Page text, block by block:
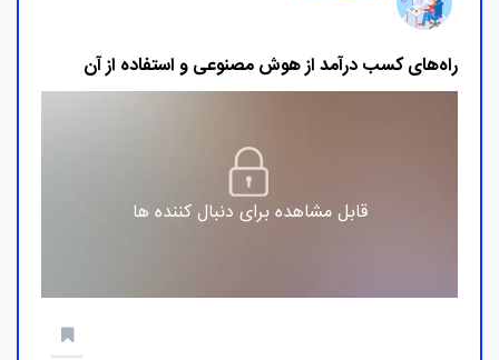
راه‌های کسب درآمد از هوش مصنوعی و استفاده از آن
قابل مشاهده برای دنبال کننده ها